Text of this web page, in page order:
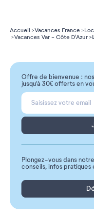
Accueil Vacances France
Vacances Var - Côte D'Azur
Offre de bienvenue :
jusqu'à 30€ offerts en
Plongez-vous dans
conseils, infos pratiques